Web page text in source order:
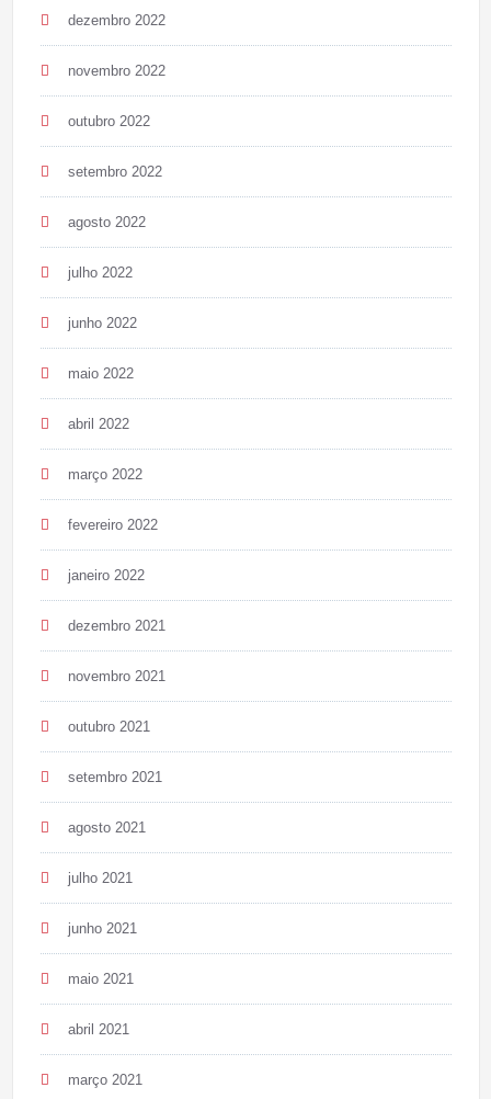
dezembro 2022
novembro 2022
outubro 2022
setembro 2022
agosto 2022
julho 2022
junho 2022
maio 2022
abril 2022
março 2022
fevereiro 2022
janeiro 2022
dezembro 2021
novembro 2021
outubro 2021
setembro 2021
agosto 2021
julho 2021
junho 2021
maio 2021
abril 2021
março 2021